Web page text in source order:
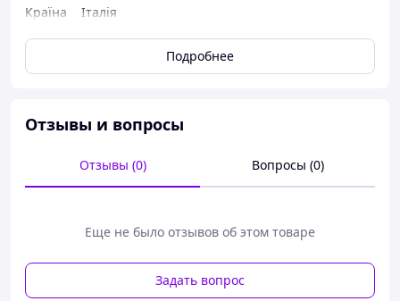
Країна Італія
Тип монети Обігові монети
Номінал 10 чентезимо
Гурт Гладкий
Подробнее
Отзывы и вопросы
Отзывы (0) Вопросы (0)
Еще не было отзывов об этом товаре
Задать вопрос